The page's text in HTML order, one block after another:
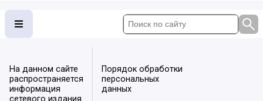
На данном сайте
распространяется
информация
Порядок обработки
персональных
данных